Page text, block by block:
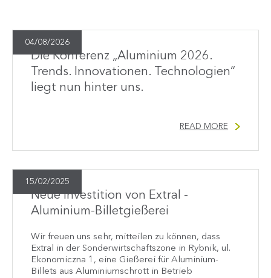
04/08/2026
Die Konferenz „Aluminium 2026.
Trends. Innovationen. Technologien“
liegt nun hinter uns.
READ MORE
15/02/2025
Neue Investition von Extral -
Aluminium-Billetgießerei
Wir freuen uns sehr, mitteilen zu können, dass
Extral in der Sonderwirtschaftszone in Rybnik, ul.
Ekonomiczna 1, eine Gießerei für Aluminium-
Billets aus Aluminiumschrott in Betrieb